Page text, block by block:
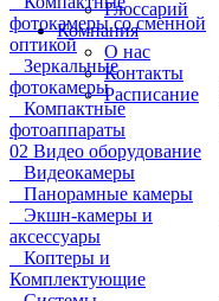
Глоссарий
Компания
О нас
Контакты
Расписание
фотокамеры со сменной
оптикой
Зеркальные
фотокамеры
Компактные
фотоаппараты
02 Видео оборудование
Видеокамеры
Панорамные камеры
Экшн-камеры и
аксессуары
Коптеры и
Комплектующие